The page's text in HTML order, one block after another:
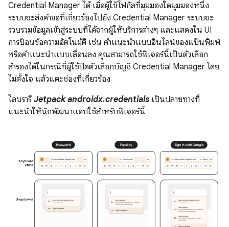
Credential Manager ได้ เมื่อผู้ใช้โฟกัสที่มุมมองใดมุมมองหนึ่ง
ระบบจะส่งคำขอที่เกี่ยวข้องไปยัง Credential Manager ระบบจะ
รวบรวมข้อมูลเข้าสู่ระบบที่ได้จากผู้ให้บริการต่างๆ และแสดงใน UI
การป้อนข้อความอัตโนมัติ เช่น คำแนะนำแบบอินไลน์ของแป้นพิมพ์
หรือคำแนะนำแบบเลื่อนลง คุณสามารถใช้ฟีเจอร์นี้เป็นตัวเลือก
สำรองได้ในกรณีที่ผู้ใช้ปิดตัวเลือกบัญชี Credential Manager โดย
ไม่ตั้งใจ แล้วแตะช่องที่เกี่ยวข้อง
ไลบรารี Jetpack androidx.credentials เป็นปลายทางที่
แนะนำให้นักพัฒนาแอปใช้สำหรับฟีเจอร์นี้